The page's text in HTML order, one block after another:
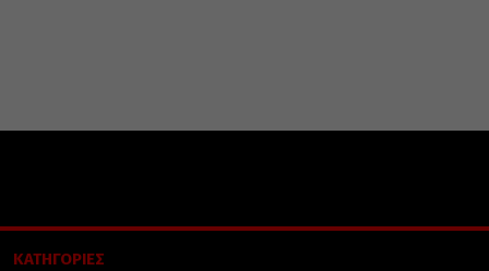
ΚΑΤΗΓΟΡΙΕΣ